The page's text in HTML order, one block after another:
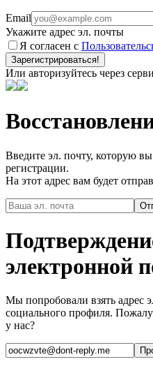
Email
Укажите адрес эл. почты
Я согласен с
Зарегистрироваться!
Или авторизуйтесь через
Введите эл. почту, которую
регистрации.
На этот адрес вам будет
электронной
Мы попробовали взять адрес
социального профиля.
у нас?